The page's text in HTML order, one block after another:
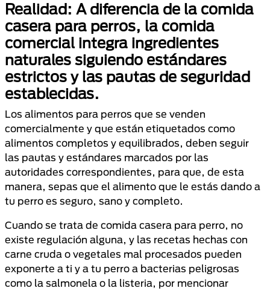
Realidad: A diferencia de la comida
casera para perros, la comida
comercial integra ingredientes
naturales siguiendo estándares
estrictos y las pautas de seguridad
establecidas.
Los alimentos para perros que se venden
comercialmente y que están etiquetados como
alimentos completos y equilibrados, deben seguir
las pautas y estándares marcados por las
autoridades correspondientes, para que, de esta
manera, sepas que el alimento que le estás dando a
tu perro es seguro, sano y completo.
Cuando se trata de comida casera para perro, no
existe regulación alguna, y las recetas hechas con
carne cruda o vegetales mal procesados pueden
exponerte a ti y a tu perro a bacterias peligrosas
como la salmonela o la listeria, por mencionar